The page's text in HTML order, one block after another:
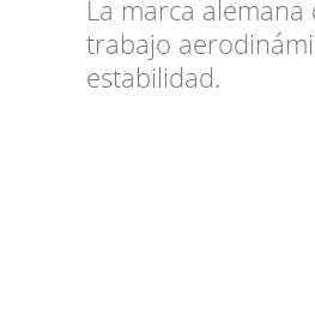
La marca
trabajo
estabilidad.